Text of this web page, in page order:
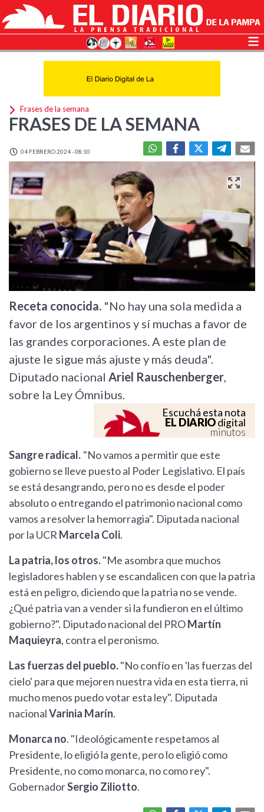
Frases de la semana
FRASES DE LA SEMANA
04 FEBRERO 2024 - 08:10
Receta conocida. "No hay una sola medida a
favor de los argentinos y sí muchas a favor de
las grandes corporaciones. A este plan de
ajuste le sigue más ajuste y más deuda".
Diputado nacional Ariel Rauschenberger,
sobre la Ley Ómnibus.
Escuchá esta nota
EL DIARIOdigital
minutos
Sangre radical. "No vamos a permitir que este
gobierno se lleve puesto al Poder Legislativo. El país
se está desangrando, pero no es desde el poder
absoluto o entregando el patrimonio nacional como
vamos a resolver la hemorragia". Diputada nacional
por la UCRMarcela Coli.
La patria, los otros."Me asombra que muchos
legisladores hablen y se escandalicen con que la patria
está en peligro, diciendo que la patria no se vende.
¿Qué patria van a vender si la fundieron en el último
gobierno?". Diputado nacional del PROMartín
Maquieyra, contra el peronismo.
Las fuerzas del pueblo."No confío en 'las fuerzas del
cielo' para que mejoren nuestra vida en esta tierra, ni
mucho menos puedo votar esta ley". Diputada
nacionalVarinia Marín.
Monarca no. "Ideológicamente respetamos al
Presidente, lo eligió la gente, pero lo eligió como
Presidente, no como monarca, no como rey".
GobernadorSergio Ziliotto.